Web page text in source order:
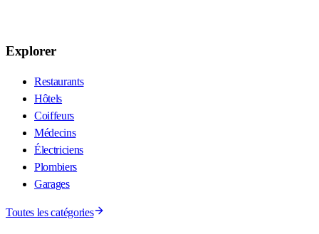
Explorer
Restaurants
Hôtels
Coiffeurs
Médecins
Électriciens
Plombiers
Garages
Toutes les catégories